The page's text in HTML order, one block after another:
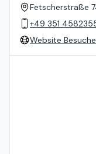
Fetscherstraße
+49 351
Website